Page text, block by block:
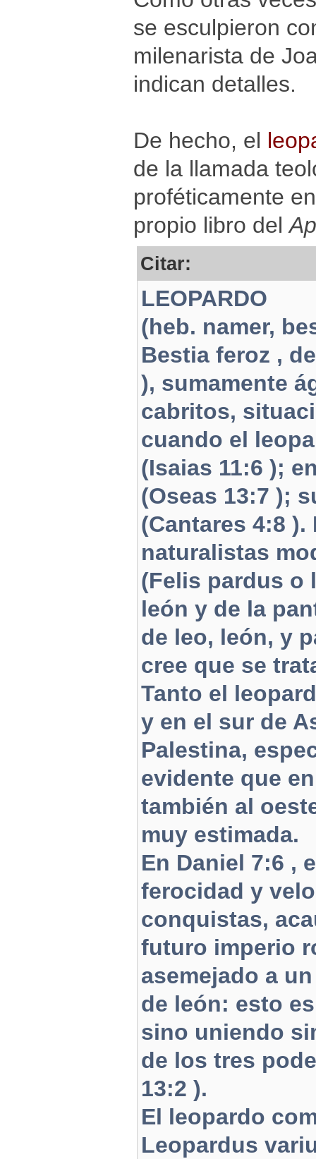
se esculpieron
milenarista de
indican detalles.
De hecho, el
de la llamada
proféticamente
propio libro del
Citar:
LEOPARDO
(heb. namer,
Bestia feroz ,
), sumamente
cabritos,
cuando el
(Isaias 11:6 );
(Oseas 13:7 );
(Cantares 4:8
naturalistas
(Felis pardus o
león y de la
de leo, león, y
cree que se
Tanto el
y en el sur de
Palestina,
evidente que
también al
muy estimada.
En Daniel 7:6 ,
ferocidad y
conquistas,
futuro imperio
asemejado a
de león: esto
sino uniendo
de los tres
13:2 ).
El leopardo
Leopardus